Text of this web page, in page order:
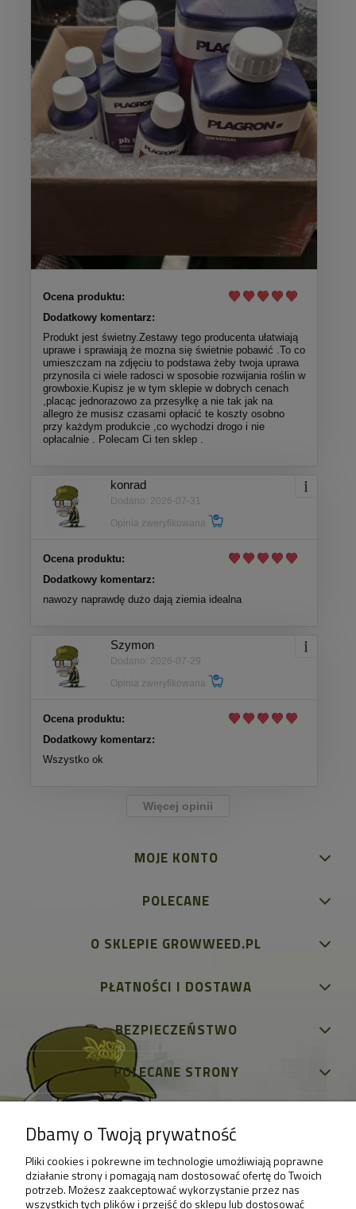
Ocena produktu:
Dodatkowy komentarz:
Produkt jest świetny.Zestawy tego producenta ułatwiają
uprawe i sprawiają że mozna się świetnie pobawić .To co
umieszczam na zdjęciu to podstawa żeby twoja uprawa
przynosila ci wiele radosci w sposobie rozwijania roślin w
growboxie.Kupisz je w tym sklepie w dobrych cenach
,placąc jednorazowo za przesyłkę a nie tak jak na
allegro że musisz czasami opłacić te koszty osobno
przy każdym produkcie ,co wychodzi drogo i nie
opłacalnie . Polecam Ci ten sklep .
konrad
Dodano: 2026-07-31
Opinia zweryfikowana
Ocena produktu:
Dodatkowy komentarz:
nawozy naprawdę dużo dają ziemia idealna
Szymon
Dodano: 2026-07-29
Opinia zweryfikowana
Ocena produktu:
Dodatkowy komentarz:
Wszystko ok
Więcej opinii
MOJE KONTO
POLECANE
O SKLEPIE GROWWEED.PL
PŁATNOŚCI I DOSTAWA
BEZPIECZEŃSTWO
POLECANE STRONY
Dbamy o Twoją prywatność
Pliki cookies i pokrewne im technologie umożliwiają poprawne
działanie strony i pomagają nam dostosować ofertę do Twoich
potrzeb. Możesz zaakceptować wykorzystanie przez nas
wszystkich tych plików i przejść do sklepu lub dostosować